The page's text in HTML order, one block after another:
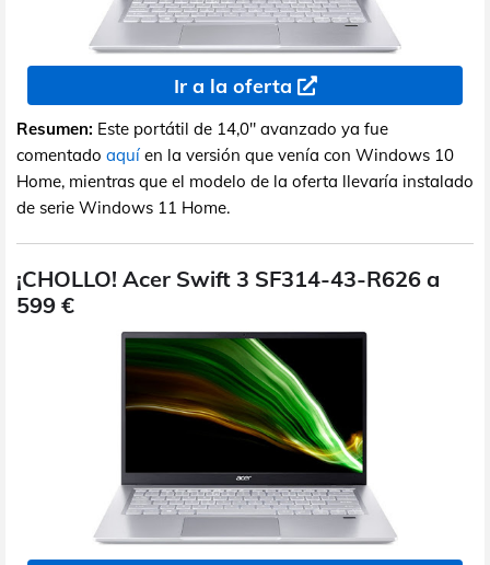
Ir a la oferta
Resumen: Este portátil de 14,0" avanzado ya fue
comentado aquí en la versión que venía con Windows 10
Home, mientras que el modelo de la oferta llevaría instalado
de serie Windows 11 Home.
¡CHOLLO! Acer Swift 3 SF314-43-R626 a
599 €